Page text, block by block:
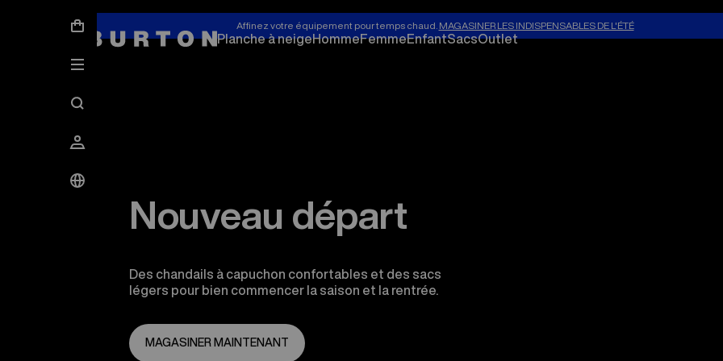
Affinez votre équipement pour temps chaud. MAGASINER LES INDISPENSABLES DE L'ÉTÉ
Planche à neigeHommeFemmeEnfantSacsOutlet
Nouveau départ
Des chandails à capuchon confortables et des sacs
légers pour bien commencer la saison et la rentrée.
MAGASINER MAINTENANT